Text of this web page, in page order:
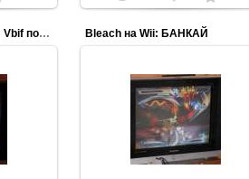
Bleach на Wii. Фотограф Vbif поймал отличный кадр Bleach на Wii: БАНКАЙ
13.03.2012
ezooculteric